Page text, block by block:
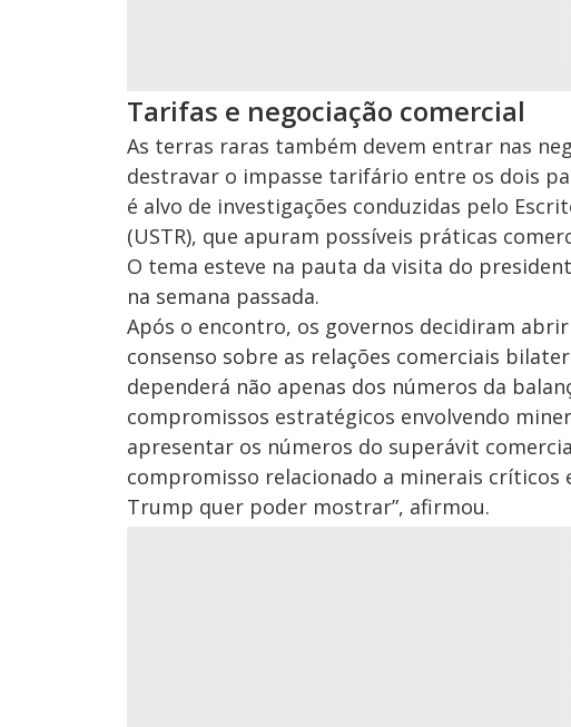
Tarifas e negociação comercial
As terras raras também devem entrar nas
destravar o impasse tarifário entre os dois
é alvo de investigações conduzidas pelo
(USTR), que apuram possíveis práticas
O tema esteve na pauta da visita do
na semana passada.
Após o encontro, os governos decidiram
consenso sobre as relações comerciais
dependerá não apenas dos números da
compromissos estratégicos envolvendo
apresentar os números do superávit
compromisso relacionado a minerais críticos
Trump quer poder mostrar”, afirmou.